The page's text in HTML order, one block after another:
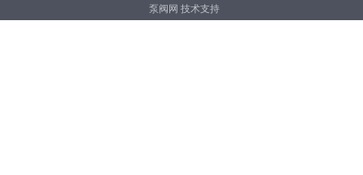
泵阀网 技术支持